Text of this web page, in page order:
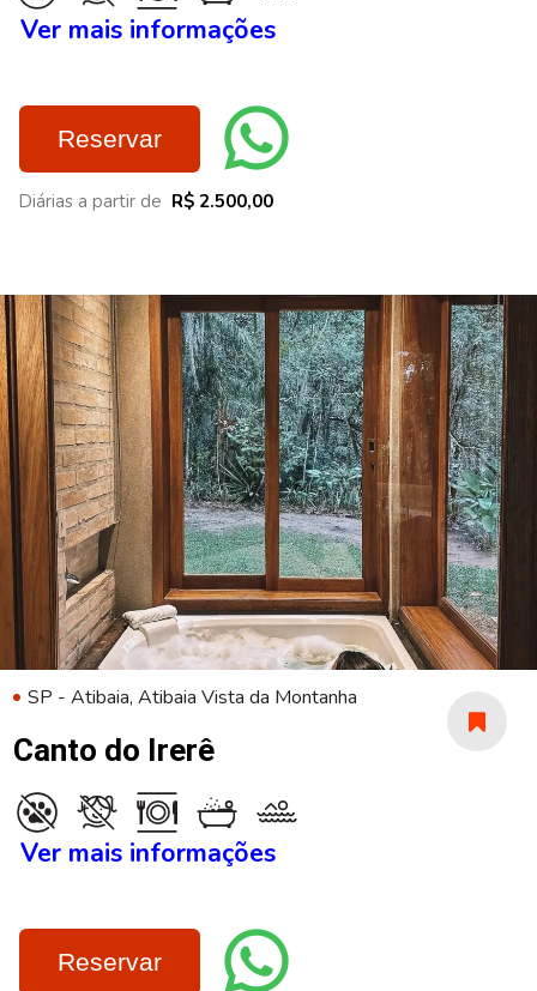
Ver mais informações
Reservar
Diárias a partir de R$ 2.500,00
SP - Atibaia, Atibaia Vista da Montanha
Canto do Irerê
Ver mais informações
Reservar